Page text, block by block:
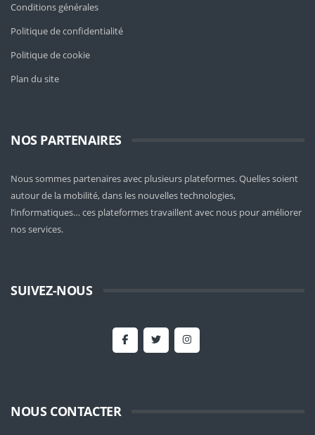
Conditions générales
Politique de confidentialité
Politique de cookie
Plan du site
NOS PARTENAIRES
Nous sommes partenaires avec plusieurs plateformes. Quelles soient
autour de la mobilité, dans les nouvelles technologies,
l’informatiques… ces plateformes travaillent avec nous pour améliorer
nos services.
SUIVEZ-NOUS
NOUS CONTACTER